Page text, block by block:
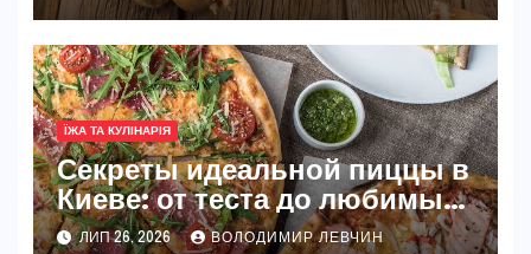
ЇЖА ТА КУЛІНАРІЯ
Секреты идеальной пиццы в
Киеве: от теста до любимых
начинок
ЛИП 26, 2026 ВОЛОДИМИР ЛЕВЧИН